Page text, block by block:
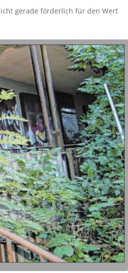
gerade förderlich für den Wert